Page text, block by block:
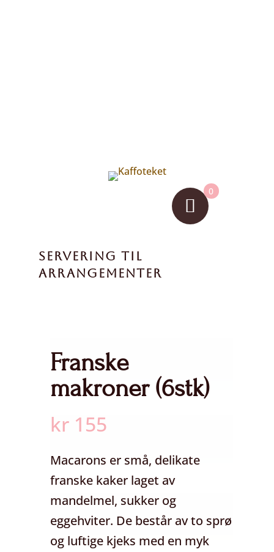
0
SERVERING TIL
ARRANGEMENTER
Franske
makroner (6stk)
kr 155
Macarons er små, delikate
franske kaker laget av
mandelmel, sukker og
eggehviter. De består av to sprø
og luftige kjeks med en myk